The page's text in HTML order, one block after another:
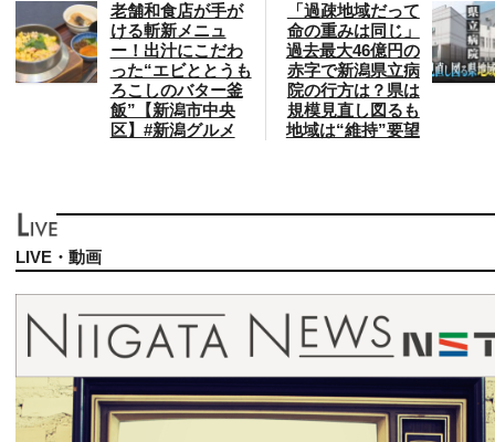
老舗和食店が手が
ける斬新メニュ
ー！出汁にこだわ
った“エビととうも
ろこしのバター釜
飯”【新潟市中央
区】#新潟グルメ
「過疎地域だって
命の重みは同じ」
過去最大46億円の
赤字で新潟県立病
院の行方は？県は
規模見直し図るも
地域は“維持”要望
LIVE・動画